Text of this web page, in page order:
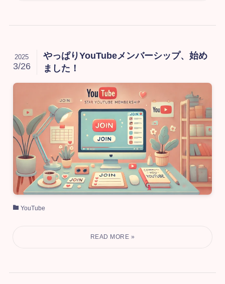
やっぱりYouTubeメンバーシップ、始め
ました！
2025
3/26
YouTube